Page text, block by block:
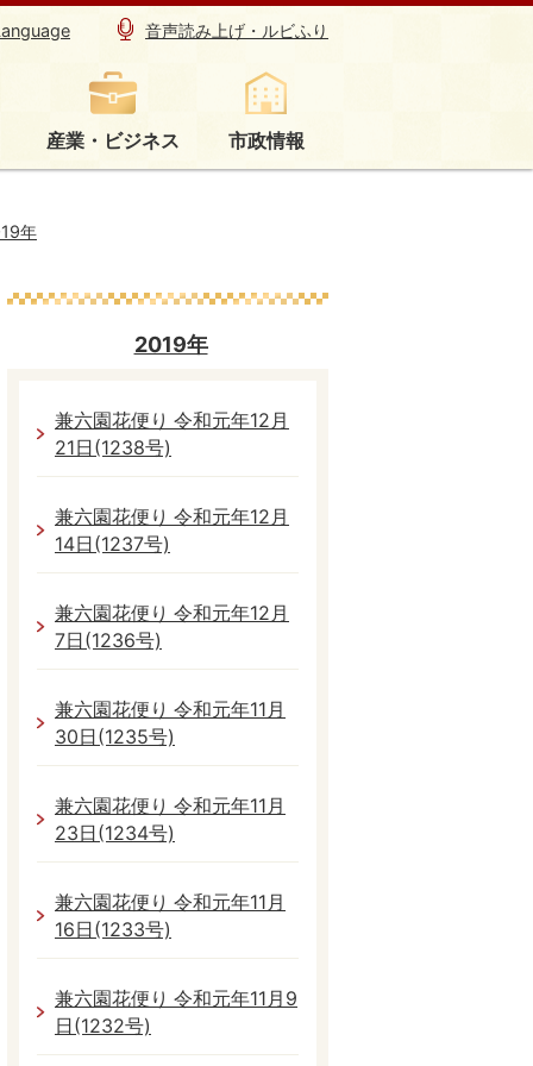
音声読み上げ・ルビふり
産業・ビジネス 市政情報
年
2019年
兼六園花便り 令和元年12月
21日(1238号)
兼六園花便り 令和元年12月
14日(1237号)
兼六園花便り 令和元年12月
7日(1236号)
兼六園花便り 令和元年11月
30日(1235号)
兼六園花便り 令和元年11月
23日(1234号)
兼六園花便り 令和元年11月
16日(1233号)
兼六園花便り 令和元年11月9
日(1232号)